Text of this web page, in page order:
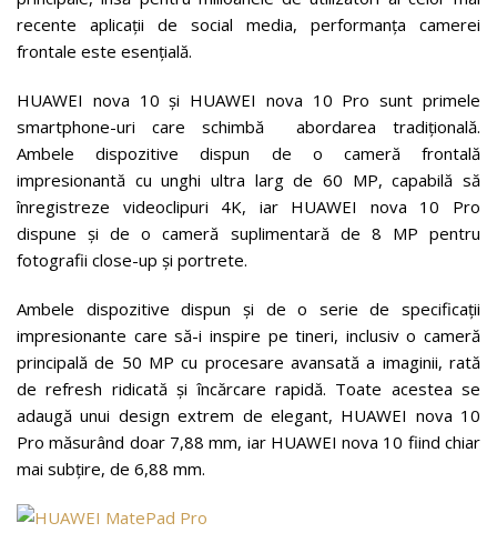
recente aplicații de social media, performanța camerei
frontale este esențială.
HUAWEI nova 10 și HUAWEI nova 10 Pro sunt primele
smartphone-uri care schimbă abordarea tradițională.
Ambele dispozitive dispun de o cameră frontală
impresionantă cu unghi ultra larg de 60 MP, capabilă să
înregistreze videoclipuri 4K, iar HUAWEI nova 10 Pro
dispune și de o cameră suplimentară de 8 MP pentru
fotografii close-up și portrete.
Ambele dispozitive dispun și de o serie de specificații
impresionante care să-i inspire pe tineri, inclusiv o cameră
principală de 50 MP cu procesare avansată a imaginii, rată
de refresh ridicată și încărcare rapidă. Toate acestea se
adaugă unui design extrem de elegant, HUAWEI nova 10
Pro măsurând doar 7,88 mm, iar HUAWEI nova 10 fiind chiar
mai subțire, de 6,88 mm.